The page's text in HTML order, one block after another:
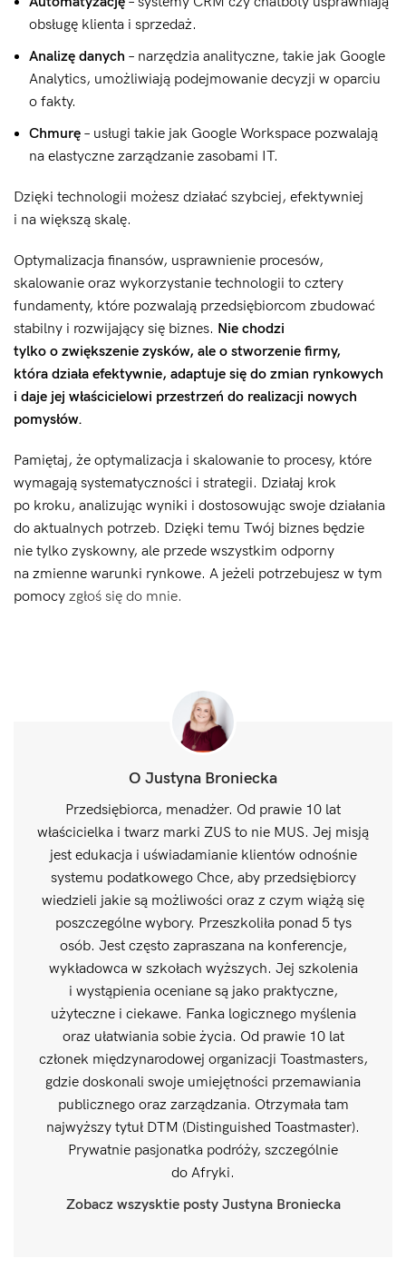
obsługę klienta i sprzedaż.
Analizę danych – narzędzia analityczne, takie jak Google
Analytics, umożliwiają podejmowanie decyzji w oparciu
o fakty.
Chmurę – usługi takie jak Google Workspace pozwalają
na elastyczne zarządzanie zasobami IT.
Dzięki technologii możesz działać szybciej, efektywniej
i na większą skalę.
Optymalizacja finansów, usprawnienie procesów,
skalowanie oraz wykorzystanie technologii to cztery
fundamenty, które pozwalają przedsiębiorcom zbudować
stabilny i rozwijający się biznes. Nie chodzi
tylko o zwiększenie zysków, ale o stworzenie firmy,
która działa efektywnie, adaptuje się do zmian rynkowych
i daje jej właścicielowi przestrzeń do realizacji nowych
pomysłów.
Pamiętaj, że optymalizacja i skalowanie to procesy, które
wymagają systematyczności i strategii. Działaj krok
po kroku, analizując wyniki i dostosowując swoje działania
do aktualnych potrzeb. Dzięki temu Twój biznes będzie
nie tylko zyskowny, ale przede wszystkim odporny
na zmienne warunki rynkowe. A jeżeli potrzebujesz w tym
pomocy zgłoś się do mnie.
O Justyna Broniecka
Przedsiębiorca, menadżer. Od prawie 10 lat
właścicielka i twarz marki ZUS to nie MUS. Jej misją
jest edukacja i uświadamianie klientów odnośnie
systemu podatkowego Chce, aby przedsiębiorcy
wiedzieli jakie są możliwości oraz z czym wiążą się
poszczególne wybory. Przeszkoliła ponad 5 tys
osób. Jest często zapraszana na konferencje,
wykładowca w szkołach wyższych. Jej szkolenia
i wystąpienia oceniane są jako praktyczne,
użyteczne i ciekawe. Fanka logicznego myślenia
oraz ułatwiania sobie życia. Od prawie 10 lat
członek międzynarodowej organizacji Toastmasters,
gdzie doskonali swoje umiejętności przemawiania
publicznego oraz zarządzania. Otrzymała tam
najwyższy tytuł DTM (Distinguished Toastmaster).
Prywatnie pasjonatka podróży, szczególnie
do Afryki.
Zobacz wszysktie posty Justyna Broniecka